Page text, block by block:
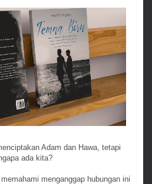
Adam dan Hawa, tetapi
ada kita?
menganggap hubungan ini